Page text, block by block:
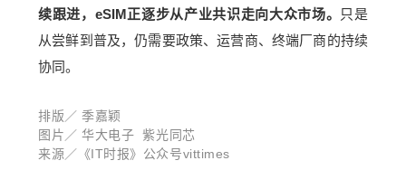
续跟进，eSIM正逐步从产业共识走向大众市场。 只是
从尝鲜到普及，仍需要政策、运营商、终端厂商的持续
协同。
排版／ 季嘉颖
图片／ 华大电子 紫光同芯
来源／《IT时报》公众号vittimes